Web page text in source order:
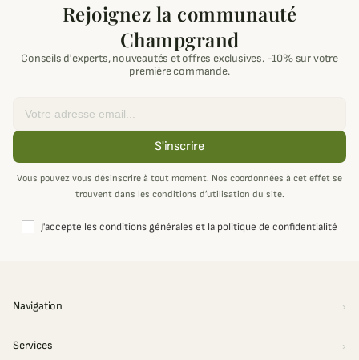
Rejoignez la communauté
Champgrand
Conseils d'experts, nouveautés et offres exclusives. -10% sur votre
première commande.
S'inscrire
Vous pouvez vous désinscrire à tout moment. Nos coordonnées à cet effet se
trouvent dans les conditions d’utilisation du site.
J'accepte les conditions générales et la politique de confidentialité
Navigation
Services